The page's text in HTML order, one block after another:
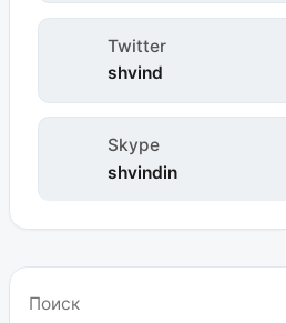
Twitter
shvind
Skype
shvindin